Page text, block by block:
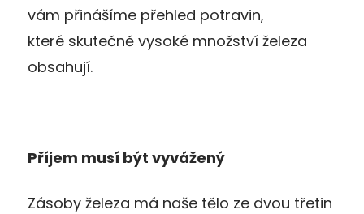
vám přinášíme přehled potravin,
které skutečně vysoké množství železa
obsahují.
Příjem musí být vyvážený
Zásoby železa má naše tělo ze dvou třetin